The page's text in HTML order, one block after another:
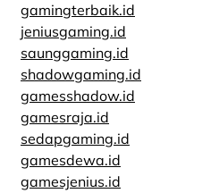
gamingterbaik.id
jeniusgaming.id
saunggaming.id
shadowgaming.id
gamesshadow.id
gamesraja.id
sedapgaming.id
gamesdewa.id
gamesjenius.id